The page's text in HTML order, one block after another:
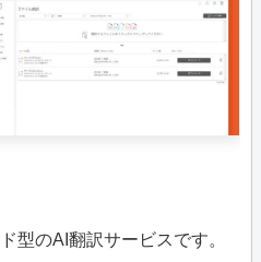
型のAI翻訳サービスです。